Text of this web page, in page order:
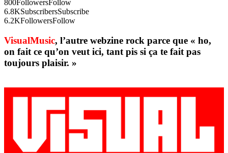
800FollowersFollow
6.8KSubscribersSubscribe
6.2KFollowersFollow
VisualMusic, l’autre webzine rock parce que « ho,
on fait ce qu’on veut ici, tant pis si ça te fait pas
toujours plaisir. »